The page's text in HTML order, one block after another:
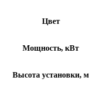
Цвет
Мощность, кВт
Высота установки, м